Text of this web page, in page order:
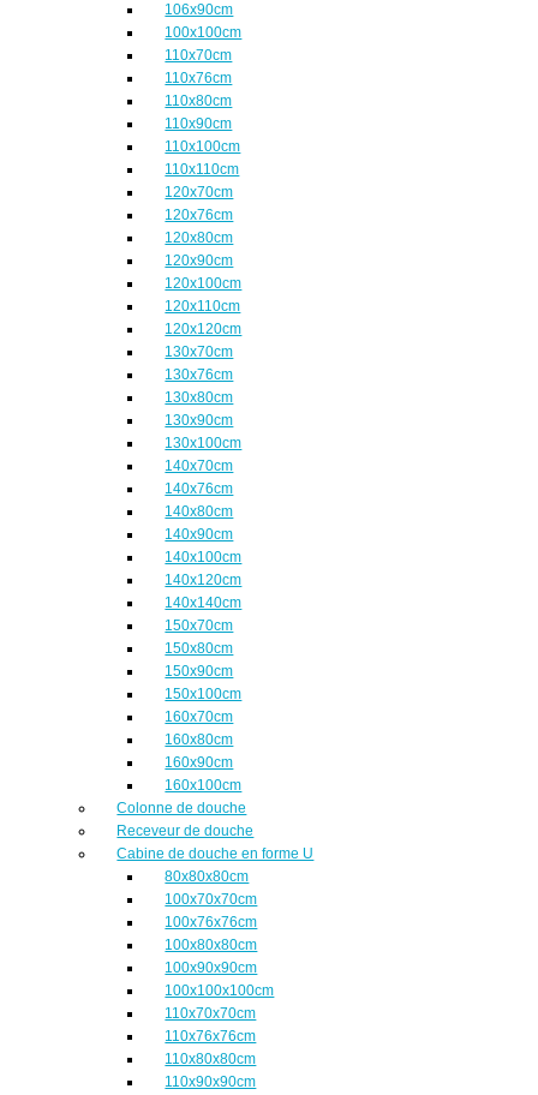
106x90cm
100x100cm
110x70cm
110x76cm
110x80cm
110x90cm
110x100cm
110x110cm
120x70cm
120x76cm
120x80cm
120x90cm
120x100cm
120x110cm
120x120cm
130x70cm
130x76cm
130x80cm
130x90cm
130x100cm
140x70cm
140x76cm
140x80cm
140x90cm
140x100cm
140x120cm
140x140cm
150x70cm
150x80cm
150x90cm
150x100cm
160x70cm
160x80cm
160x90cm
160x100cm
Colonne de douche
Receveur de douche
Cabine de douche en forme U
80x80x80cm
100x70x70cm
100x76x76cm
100x80x80cm
100x90x90cm
100x100x100cm
110x70x70cm
110x76x76cm
110x80x80cm
110x90x90cm